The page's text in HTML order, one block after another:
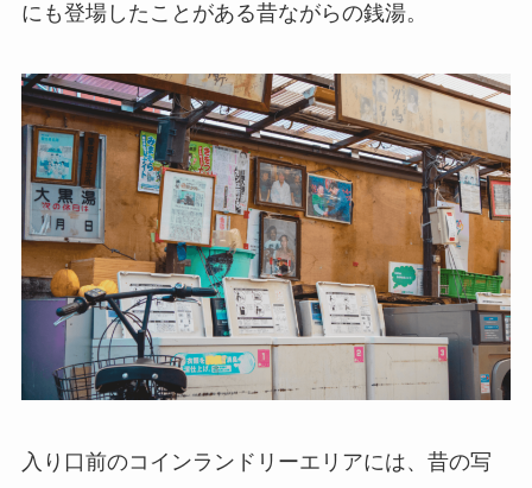
にも登場したことがある昔ながらの銭湯。
入り口前のコインランドリーエリアには、昔の写